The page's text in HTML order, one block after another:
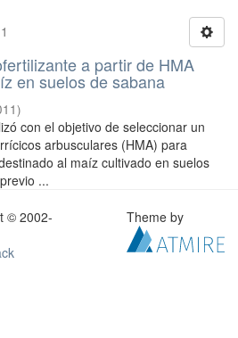
a partir de HMA
en suelos de sabana
)
con el objetivo de seleccionar un
arbusculares (HMA) para
al maíz cultivado en suelos
...
© 2002-
Theme by